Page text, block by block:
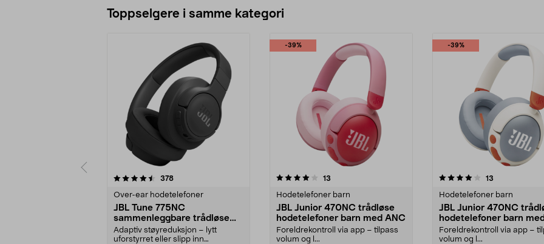
Toppselgere i samme kategori
378anmeldelser
Over-ear hodetelefoner
JBL Tune 775NC
sammenleggbare trådløse
over ear-hodetelefoner,
svarte
Adaptiv støyreduksjon – lytt
uforstyrret eller slipp inn
-39%
4.0 av 5 stjerner 13
Hodetelefoner barn
JBL Junior 470NC trådløse
hodetelefoner barn med ANC
Foreldrekontroll via app – tilpass
volum og l...
-39%
4.0 av 5 stjerner 13
Hodetelefoner barn
JBL Junior 470NC
hodetelefoner barn
Foreldrekontroll via app –
volum og l...
4.5 av 5 stjerner